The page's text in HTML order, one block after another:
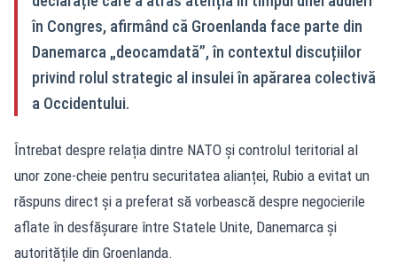
în Congres, afirmând că Groenlanda face parte din
Danemarca „deocamdată”, în contextul discuțiilor
privind rolul strategic al insulei în apărarea colectivă
a Occidentului.
Întrebat despre relația dintre NATO și controlul teritorial al
unor zone-cheie pentru securitatea alianței, Rubio a evitat un
răspuns direct și a preferat să vorbească despre negocierile
aflate în desfășurare între Statele Unite, Danemarca și
autoritățile din Groenlanda.